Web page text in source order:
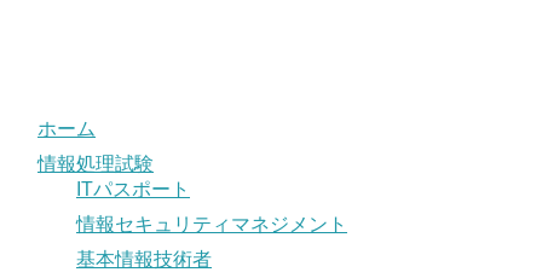
ホーム
情報処理試験
ITパスポート
情報セキュリティマネジメント
基本情報技術者